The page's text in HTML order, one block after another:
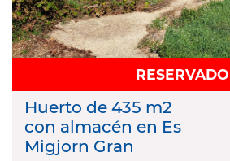
RESERVADO
Huerto de 435 m2
con almacén en Es
Migjorn Gran